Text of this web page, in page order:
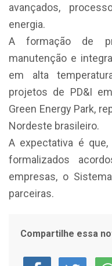
avançados,
energia.
A formação de
manutenção e
em alta
projetos de PD&I
Green Energy Park,
Nordeste brasileiro.
A expectativa é
formalizados
empresas, o
parceiras.
Compartilhe essa